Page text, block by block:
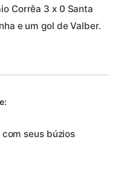
Corrêa 3 x 0 Santa
e um gol de Valber.
seus búzios